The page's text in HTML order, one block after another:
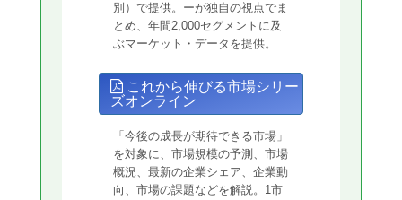
別）で提供。ーが独自の視点でま
とめ、年間2,000セグメントに及
ぶマーケット・データを提供。
これから伸びる市場シリー
ズオンライン
「今後の成長が期待できる市場」
を対象に、市場規模の予測、市場
概況、最新の企業シェア、企業動
向、市場の課題などを解説。1市